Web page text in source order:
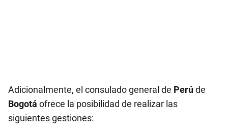
Adicionalmente, el consulado general de Perúde
Bogotá ofrece la posibilidad de realizar las
siguientes gestiones: